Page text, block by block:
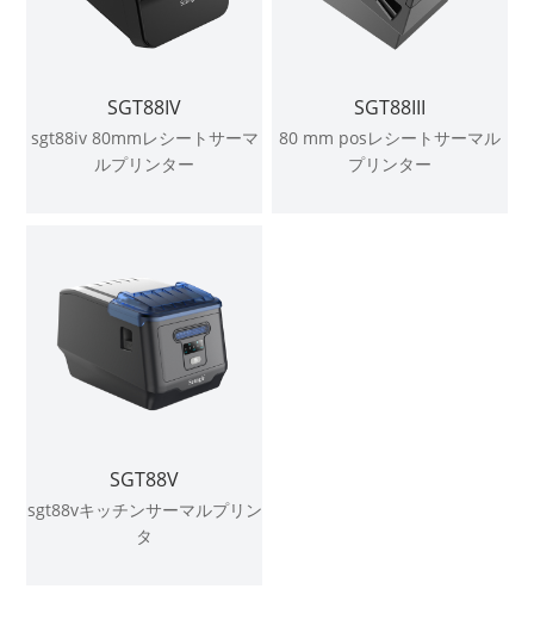
SGT88IV
sgt88iv 80mmレシートサーマ
ルプリンター
SGT88III
80 mm posレシートサーマル
プリンター
SGT88V
sgt88vキッチンサーマルプリン
タ